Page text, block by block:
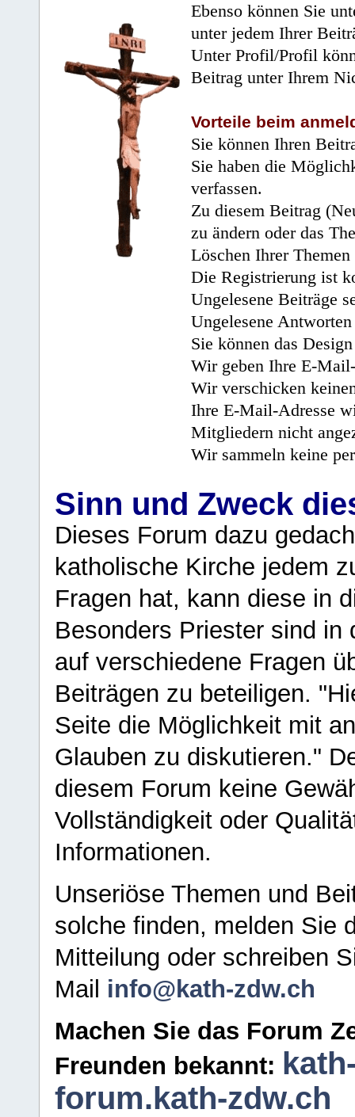
Ebenso können Sie
unter jedem Ihrer
Unter Profil/Profil
Beitrag unter Ihrem
Vorteile beim
Sie können Ihren
Sie haben die
verfassen.
Zu diesem Beitrag
zu ändern oder das
Löschen Ihrer
Die Registrierung ist
Ungelesene Beiträge
Ungelesene
Sie können das
Wir geben Ihre E-
Wir verschicken
Ihre E-Mail-Adresse
Mitgliedern nicht
Wir sammeln keine
Sinn und Zweck
Dieses Forum dazu
katholische Kirche jedem
Fragen hat, kann diese in
Besonders Priester sind in
auf verschiedene Fragen
Beiträgen zu beteiligen.
Seite die Möglichkeit mit
Glauben zu diskutieren."
diesem Forum keine
Vollständigkeit oder
Informationen.
Unseriöse Themen und
solche finden, melden Sie
Mitteilung oder schreiben
Mail info@kath-zdw.ch
Machen Sie das Forum
Freunden bekannt:
forum.kath-zdw.ch